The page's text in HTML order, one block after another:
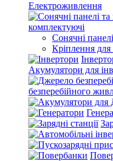
Електроживлення
комплектуючі
Сонячні панелі
Кріплення
Акумулятори для
безперебійного